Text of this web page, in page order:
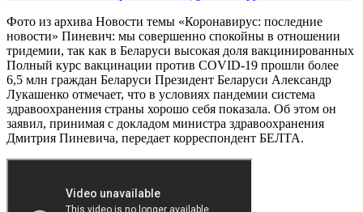
Фото из архива Новости темы «Коронавирус: последние
новости» Пиневич: мы совершенно спокойны в отношении
тридемии, так как в Беларуси высокая доля вакцинированных
Полный курс вакцинации против COVID-19 прошли более
6,5 млн граждан Беларуси Президент Беларуси Александр
Лукашенко отмечает, что в условиях пандемии система
здравоохранения страны хорошо себя показала. Об этом он
заявил, принимая с докладом министра здравоохранения
Дмитрия Пиневича, передает корреспондент БЕЛТА.